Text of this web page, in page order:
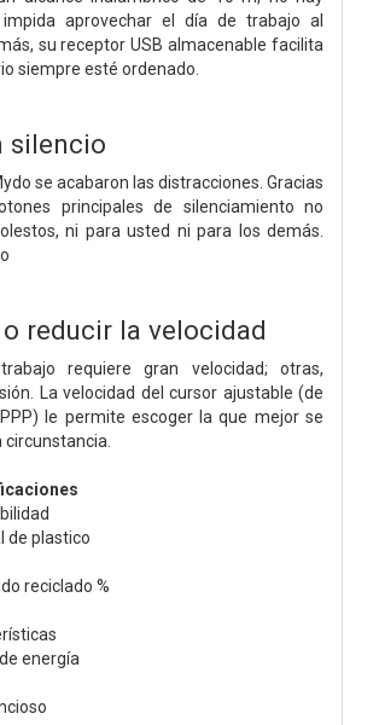
aprovechar el día de trabajo al
su receptor USB almacenable facilita
siempre esté ordenado.
silencio
se acabaron las distracciones. Gracias
principales de silenciamiento no
ni para usted ni para los demás.
reducir la velocidad
requiere gran velocidad; otras,
La velocidad del cursor ajustable (de
le permite escoger la que mejor se
de plastico
reciclado %
energía